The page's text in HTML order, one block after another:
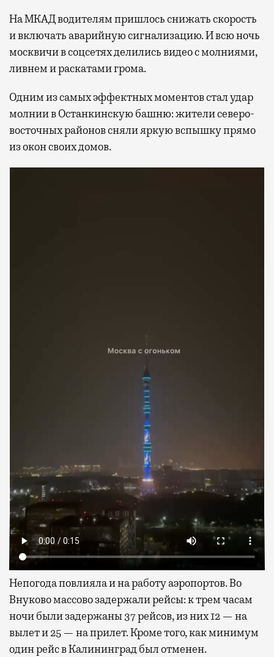
На МКАД водителям пришлось снижать скорость
и включать аварийную сигнализацию. И всю ночь
москвичи в соцсетях делились видео с молниями,
ливнем и раскатами грома.
Одним из самых эффектных моментов стал удар
молнии в Останкинскую башню: жители северо-
восточных районов сняли яркую вспышку прямо
из окон своих домов.
Непогода повлияла и на работу аэропортов. Во
Внуково массово задержали рейсы: к трем часам
ночи были задержаны 37 рейсов, из них 12 — на
вылет и 25 — на прилет. Кроме того, как минимум
один рейс в Калининград был отменен.